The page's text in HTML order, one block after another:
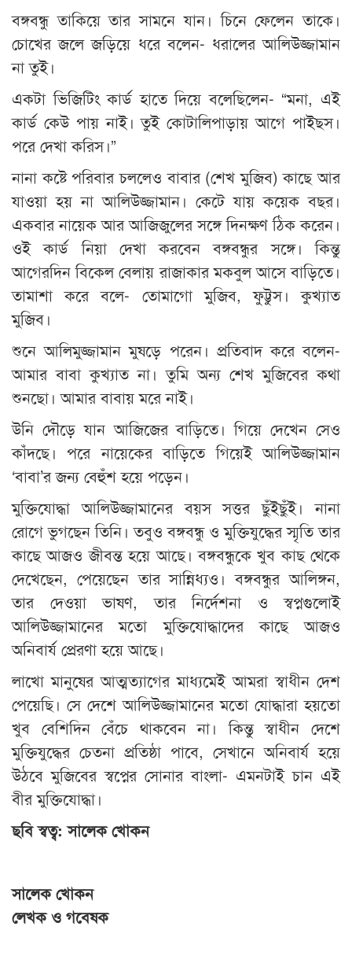
বঙ্গবন্ধু তাকিয়ে তার সামনে যান। চিনে ফেলেন তাকে।
চোখের জলে জড়িয়ে ধরে বলেন- ধরালের আলিউজ্জামান
না তুই।
একটা ভিজিটিং কার্ড হাতে দিয়ে বলেছিলেন- “মনা, এই
কার্ড কেউ পায় নাই। তুই কোটালিপাড়ায় আগে পাইছস।
পরে দেখা করিস।”
নানা কষ্টে পরিবার চললেও বাবার (শেখ মুজিব) কাছে আর
যাওয়া হয় না আলিউজ্জামান। কেটে যায় কয়েক বছর।
একবার নায়েক আর আজিজুলের সঙ্গে দিনক্ষণ ঠিক করেন।
ওই কার্ড নিয়া দেখা করবেন বঙ্গবন্ধুর সঙ্গে। কিন্তু
আগেরদিন বিকেল বেলায় রাজাকার মকবুল আসে বাড়িতে।
তামাশা করে বলে- তোমাগো মুজিব, ফুট্টুস। কুখ্যাত
মুজিব।
শুনে আলিমুজ্জামান মুষড়ে পরেন। প্রতিবাদ করে বলেন-
আমার বাবা কুখ্যাত না। তুমি অন্য শেখ মুজিবের কথা
শুনছো। আমার বাবায় মরে নাই।
উনি দৌড়ে যান আজিজের বাড়িতে। গিয়ে দেখেন সেও
কাঁদছে। পরে নায়েকের বাড়িতে গিয়েই আলিউজ্জামান
‘বাবা’র জন্য বেহুঁশ হয়ে পড়েন।
মুক্তিযোদ্ধা আলিউজ্জামানের বয়স সত্তর ছুঁইছুঁই। নানা
রোগে ভুগছেন তিনি। তবুও বঙ্গবন্ধু ও মুক্তিযুদ্ধের স্মৃতি তার
কাছে আজও জীবন্ত হয়ে আছে। বঙ্গবন্ধুকে খুব কাছ থেকে
দেখেছেন, পেয়েছেন তার সান্নিধ্যও। বঙ্গবন্ধুর আলিঙ্গন,
তার দেওয়া ভাষণ, তার নির্দেশনা ও স্বপ্নগুলোই
আলিউজ্জামানের মতো মুক্তিযোদ্ধাদের কাছে আজও
অনিবার্য প্রেরণা হয়ে আছে।
লাখো মানুষের আত্মত্যাগের মাধ্যমেই আমরা স্বাধীন দেশ
পেয়েছি। সে দেশে আলিউজ্জামানের মতো যোদ্ধারা হয়তো
খুব বেশিদিন বেঁচে থাকবেন না। কিন্তু স্বাধীন দেশে
মুক্তিযুদ্ধের চেতনা প্রতিষ্ঠা পাবে, সেখানে অনিবার্য হয়ে
উঠবে মুজিবের স্বপ্নের সোনার বাংলা- এমনটাই চান এই
বীর মুক্তিযোদ্ধা।
ছবি স্বত্ব: সালেক খোকন
সালেক খোকন
লেখক ও গবেষক